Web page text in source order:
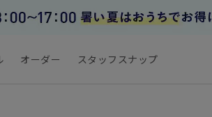
オーダー スタッフスナップ